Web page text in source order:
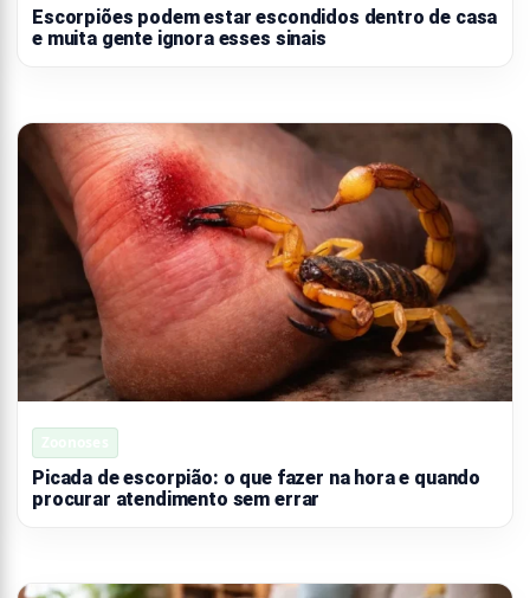
Escorpiões podem estar escondidos dentro de casa
e muita gente ignora esses sinais
Picada de escorpião: o que fazer na hora e quando
procurar atendimento sem errar